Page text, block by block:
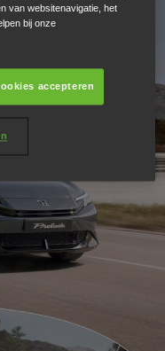
van websitenavigatie, het
bij onze
accepteren